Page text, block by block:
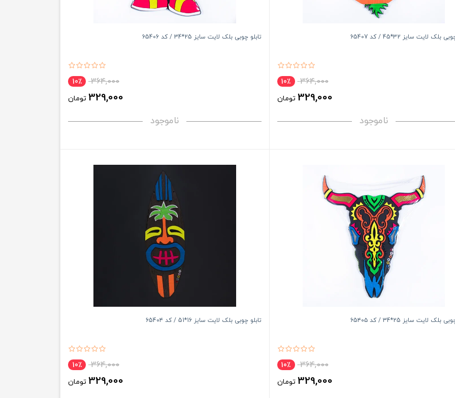
بلک لایت سایز 32*45 / کد 65407
364,000 10٪
329,000 تومان
ناموجود
تابلو چوبی بلک لایت سایز 25*34 / کد 65406
364,000 10٪
329,000 تومان
ناموجود
بلک لایت سایز 25*34 / کد 65۴۰۵
364,000 10٪
329,000 تومان
تابلو چوبی بلک لایت سایز 16*51 / کد 654۰۴
364,000 10٪
329,000 تومان